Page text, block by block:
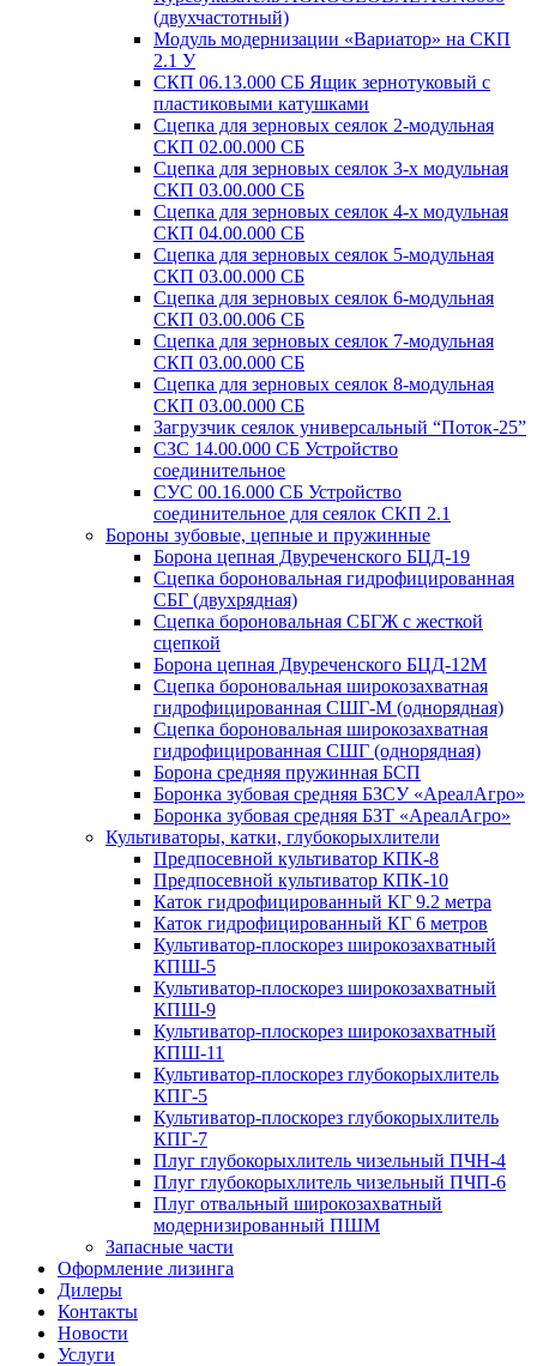
(двухчастотный)
Модуль модернизации «Вариатор» на СКП
2.1 У
СКП 06.13.000 СБ Ящик зернотуковый с
пластиковыми катушками
Сцепка для зерновых сеялок 2-модульная
СКП 02.00.000 СБ
Сцепка для зерновых сеялок 3-х модульная
СКП 03.00.000 СБ
Сцепка для зерновых сеялок 4-х модульная
СКП 04.00.000 СБ
Сцепка для зерновых сеялок 5-модульная
СКП 03.00.000 СБ
Сцепка для зерновых сеялок 6-модульная
СКП 03.00.006 СБ
Сцепка для зерновых сеялок 7-модульная
СКП 03.00.000 СБ
Сцепка для зерновых сеялок 8-модульная
СКП 03.00.000 СБ
Загрузчик сеялок универсальный “Поток-25”
СЗС 14.00.000 СБ Устройство
соединительное
СУС 00.16.000 СБ Устройство
соединительное для сеялок СКП 2.1
Бороны зубовые, цепные и пружинные
Борона цепная Двуреченского БЦД-19
Сцепка бороновальная гидрофицированная
СБГ (двухрядная)
Сцепка бороновальная СБГЖ с жесткой
сцепкой
Борона цепная Двуреченского БЦД-12М
Сцепка бороновальная широкозахватная
гидрофицированная СШГ-М (однорядная)
Сцепка бороновальная широкозахватная
гидрофицированная СШГ (однорядная)
Борона средняя пружинная БСП
Боронка зубовая средняя БЗСУ «АреалАгро»
Боронка зубовая средняя БЗТ «АреалАгро»
Культиваторы, катки, глубокорыхлители
Предпосевной культиватор КПК-8
Предпосевной культиватор КПК-10
Каток гидрофицированный КГ 9.2 метра
Каток гидрофицированный КГ 6 метров
Культиватор-плоскорез широкозахватный
КПШ-5
Культиватор-плоскорез широкозахватный
КПШ-9
Культиватор-плоскорез широкозахватный
КПШ-11
Культиватор-плоскорез глубокорыхлитель
КПГ-5
Культиватор-плоскорез глубокорыхлитель
КПГ-7
Плуг глубокорыхлитель чизельный ПЧН-4
Плуг глубокорыхлитель чизельный ПЧП-6
Плуг отвальный широкозахватный
модернизированный ПШМ
Запасные части
Оформление лизинга
Дилеры
Контакты
Новости
Услуги